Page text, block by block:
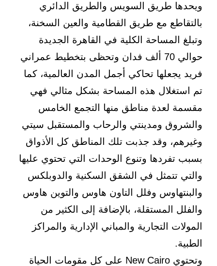
ويحدها طريق السويس والطريق الدائري
بالتقاطع مع طريق القطامية والعين السخنة،
وتبلغ المساحة الكلية في القاهرة الجديدة
حوالي 70 ألف فدان وتحظى بتخطيط عمراني
فريد يجعلها تحاكي أجمل المدن العالمية، كما
تم استغلال هذه المساحة بشكل مثالي فهي
مقسمة لعدة مناطق منها التجمع الخامس
والشروق ومدينتي والرحاب والمستقبل سيتي
وغيرهم، وقد جذبت تلك المناطق كل الأذواق
بسبب تفردها وتنوع الوحدات التي تحتوي عليها
والتي تتمثل في الشقق السكنية والدوبلكس
والبنتهاوس وفلل التاون هاوس والتوين هاوس
والفلل المستقلة، بالإضافة إلى الكثير من
المولات التجارية والمباني الإدارية والمراكز
الطبية.
وتحتوي New Cairo على كل مقومات الحياة